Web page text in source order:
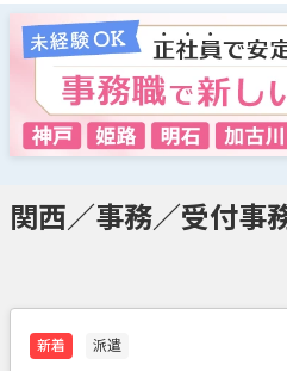
関西／事務／受付事
新着 派遣